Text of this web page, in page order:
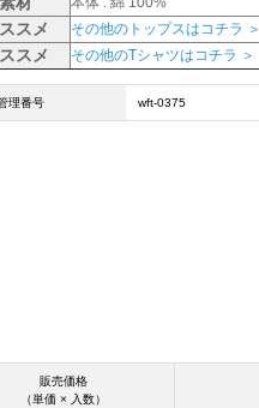
スメ その他のトップスはコチラ ＞
スメ その他のTシャツはコチラ ＞
理番号 wft-0375
販売価格
（単価 × 入数）